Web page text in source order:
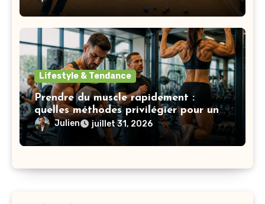
Lifestyle & Tendance
Prendre du muscle rapidement :
quelles méthodes privilégier pour un
gain visible ?
Julien juillet 31, 2026